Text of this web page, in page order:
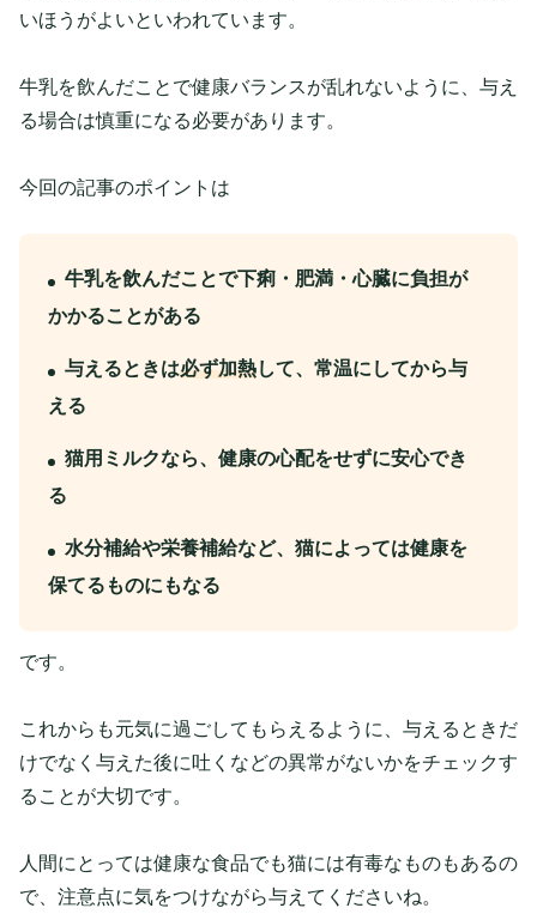
いほうがよいといわれています。
牛乳を飲んだことで健康バランスが乱れないように、与え
る場合は慎重になる必要があります。
今回の記事のポイントは
牛乳を飲んだことで下痢・肥満・心臓に負担が
かかることがある
与えるときは必ず加熱して、常温にしてから与
える
猫用ミルクなら、健康の心配をせずに安心でき
る
水分補給や栄養補給など、猫によっては健康を
保てるものにもなる
です。
これからも元気に過ごしてもらえるように、与えるときだ
けでなく与えた後に吐くなどの異常がないかをチェックす
ることが大切です。
人間にとっては健康な食品でも猫には有毒なものもあるの
で、注意点に気をつけながら与えてくださいね。